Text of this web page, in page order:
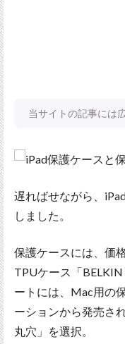
当サイトの記事には
遅ればせながら、
しました。
保護ケースには、価
TPUケース「
ートには、Mac用の
ーションから発売さ
丸穴」を選択。